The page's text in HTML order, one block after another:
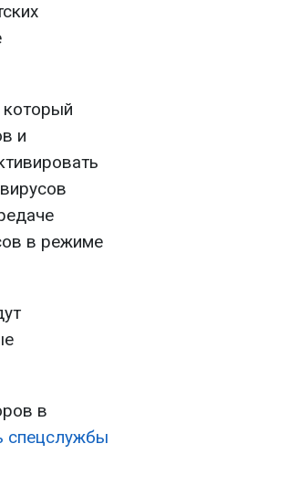
который
и
в режиме
в
спецслужбы